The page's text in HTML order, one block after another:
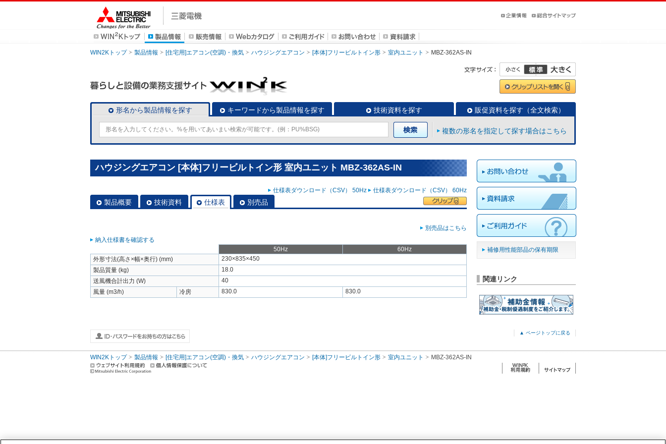
WIN2Kトップ 製品情報 [住宅用]エアコン(空調)・換気 ハウジングエアコン [本体]フリービルトイン形 室内ユニット MBZ-362AS-IN
形名から製品情報を探す キーワードから製品情報を探す 技術資料を探す 販促資料を探す（全文検索）
複数の形名を指定して探す場合はこちら
ハウジングエアコン [本体]フリービルトイン形 室内ユニット MBZ-362AS-IN
仕様表ダウンロード（CSV） 50Hz 仕様表ダウンロード（CSV） 60Hz
製品概要 技術資料 仕様表 別売品
別売品はこちら
納入仕様書を確認する
50Hz
60Hz
外形寸法(高さ×幅×奥行) (mm)
230×835×450
製品質量 (kg)
18.0
送風機合計出力 (W)
40
風量 (m3/h)
冷房 830.0 830.0
補修用性能部品の保有期限
関連リンク
▲ ページトップに戻る
WIN2Kトップ 製品情報 [住宅用]エアコン(空調)・換気 ハウジングエアコン [本体]フリービルトイン形 室内ユニット MBZ-362AS-IN